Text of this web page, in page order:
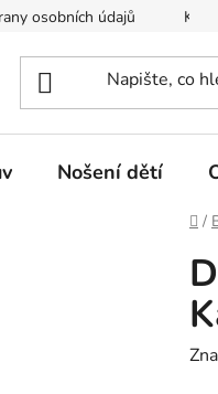
osobních údajů
Nošení dětí
/